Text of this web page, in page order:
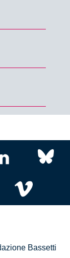
Bassetti